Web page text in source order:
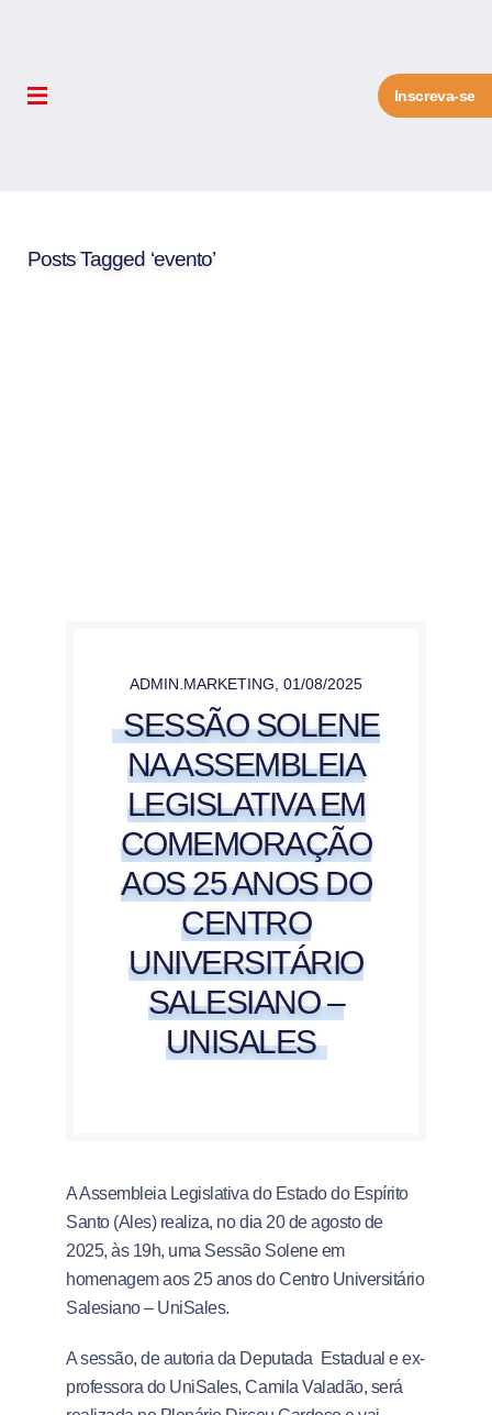
Inscreva-se
Posts Tagged ‘evento’
ADMIN.MARKETING 01/08/2025
SESSÃO SOLENE
NA ASSEMBLEIA
LEGISLATIVA EM
COMEMORAÇÃO
AOS 25 ANOS DO
CENTRO
UNIVERSITÁRIO
SALESIANO –
UNISALES
A Assembleia Legislativa do Estado do Espírito
Santo (Ales) realiza, no dia 20 de agosto de
2025, às 19h, uma Sessão Solene em
homenagem aos 25 anos do Centro Universitário
Salesiano – UniSales.
A sessão, de autoria da Deputada Estadual e ex-
professora do UniSales, Camila Valadão, será